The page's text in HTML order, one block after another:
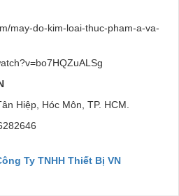
may-do-kim-loai-thuc-pham-a-va-
Hiệp, Hóc Môn, TP. HCM.
Ty TNHH Thiết Bị VN